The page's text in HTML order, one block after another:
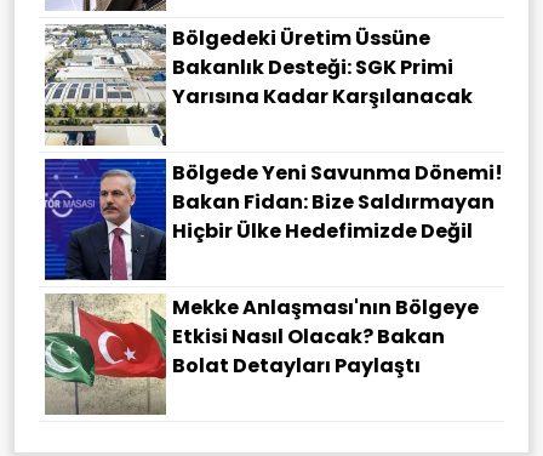
Bölgedeki Üretim Üssüne
Bakanlık Desteği: SGK Primi
Yarısına Kadar Karşılanacak
Bölgede Yeni Savunma Dönemi!
Bakan Fidan: Bize Saldırmayan
Hiçbir Ülke Hedefimizde Değil
Mekke Anlaşması'nın Bölgeye
Etkisi Nasıl Olacak? Bakan
Bolat Detayları Paylaştı